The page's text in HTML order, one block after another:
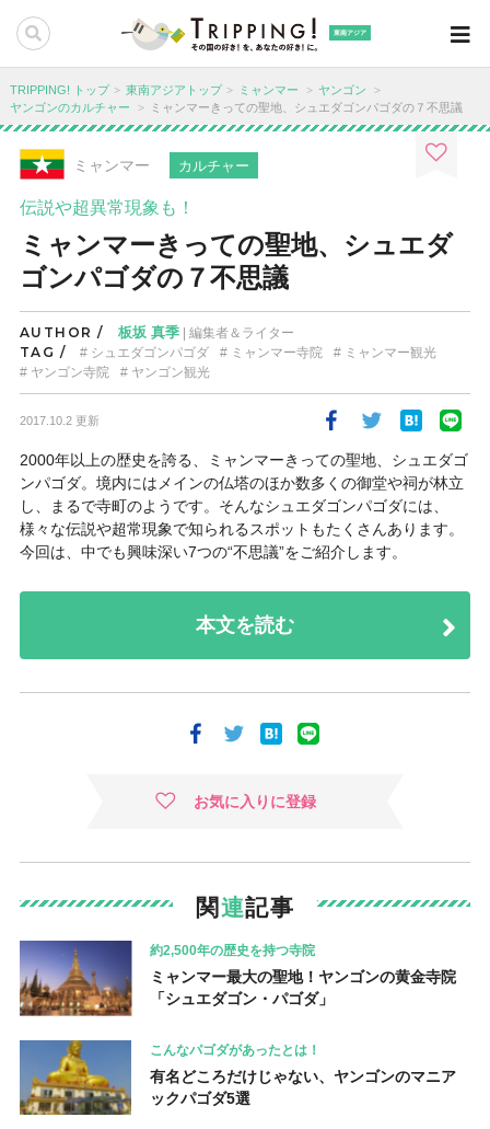
東南アジア
TRIPPING! トップ 東南アジアトップ ミャンマー
ヤンゴン
ヤンゴンのカルチャー
ミャンマーきっての聖地、シュエダゴンパゴダの７不思議
ミャンマー カルチャー
伝説や超異常現象も！
ミャンマーきっての聖地、シュエダ
ゴンパゴダの７不思議
AUTHOR / 板坂 真季| 編集者＆ライター
TAG / シュエダゴンパゴダ ミャンマー寺院
ミャンマー観光
ヤンゴン寺院
ヤンゴン観光
2017.10.2 更新
2000年以上の歴史を誇る、ミャンマーきっての聖地、 シュエダゴ
ンパゴダ。境内にはメインの仏塔のほか数多くの御堂や祠が林立
し、まるで寺町のようです。そんなシュエダゴンパゴダには、
様々な伝説や超常現象で知られるスポットもたくさんあります。
今回は、中でも興味深い7つの“不思議”をご紹介します。
本文を読む
お気に入りに登録
関連記事
約2,500年の歴史を持つ寺院
ミャンマー最大の聖地！ヤンゴンの黄金寺院
「シュエダゴン・パゴダ」
こんなパゴダがあったとは！
有名どころだけじゃない、ヤンゴンのマニア
ックパゴダ5選